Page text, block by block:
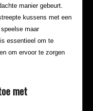
manier gebeurt.
kussens met een
maar
essentieel om te
om ervoor te zorgen
met